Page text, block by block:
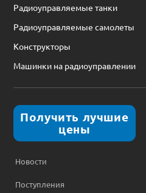
Радиоуправляемые танки
Радиоуправляемые самолеты
Конструкторы
Машинки на радиоуправлении
Получить лучшие
цены
Новости
Поступления